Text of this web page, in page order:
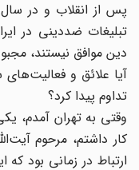
پس از انقلاب و در
تبلیغات ضددینی در
دین موافق نیستند،
آیا علائق و فعالیت‌های
تداوم پیدا کرد؟
وقتی به تهران آمدم،
کار داشتم، مرحوم
ارتباط در زمانی بود